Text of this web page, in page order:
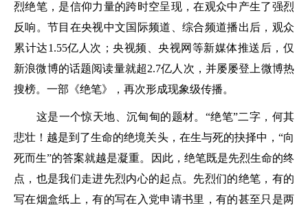
烈绝笔，是信仰力量的跨时空呈现，在观众中产生了强烈
反响。节目在央视中文国际频道、综合频道播出后，观众
累计达1.55亿人次；央视频、央视网等新媒体推送后，仅
新浪微博的话题阅读量就超2.7亿人次，并屡屡登上微博热
搜榜。一部《绝笔》，再次形成现象级传播。
这是一个惊天地、沉甸甸的题材。“绝笔”二字，何其
悲壮！越是到了生命的绝境关头，在生与死的抉择中，“向
死而生”的答案就越是凝重。因此，绝笔既是先烈生命的终
点，也是我们走进先烈内心的起点。先烈们的绝笔，有的
写在烟盒纸上，有的写在入党申请书里，有的甚至只是两